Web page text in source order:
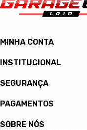
MINHA CONTA
INSTITUCIONAL
SEGURANÇA
PAGAMENTOS
SOBRE NÓS